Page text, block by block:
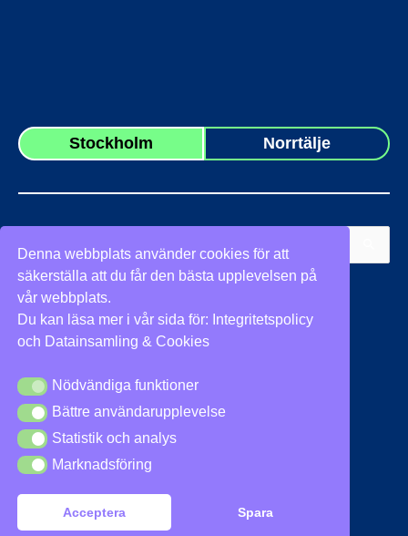
Denna webbplats använder cookies för att
säkerställa att du får den bästa upplevelsen på
vår webbplats.
Du kan läsa mer i vår sida för: Integritetspolicy
och Datainsamling & Cookies
Nödvändiga funktioner
Nödvändiga funktioner
Bättre användarupplevelse
Bättre användarupplevelse
Statistik och analys
Statistik och analys
Marknadsföring
Marknadsföring
Acceptera Spara
Stockholm Norrtälje
efter:
Integritetspolicy|